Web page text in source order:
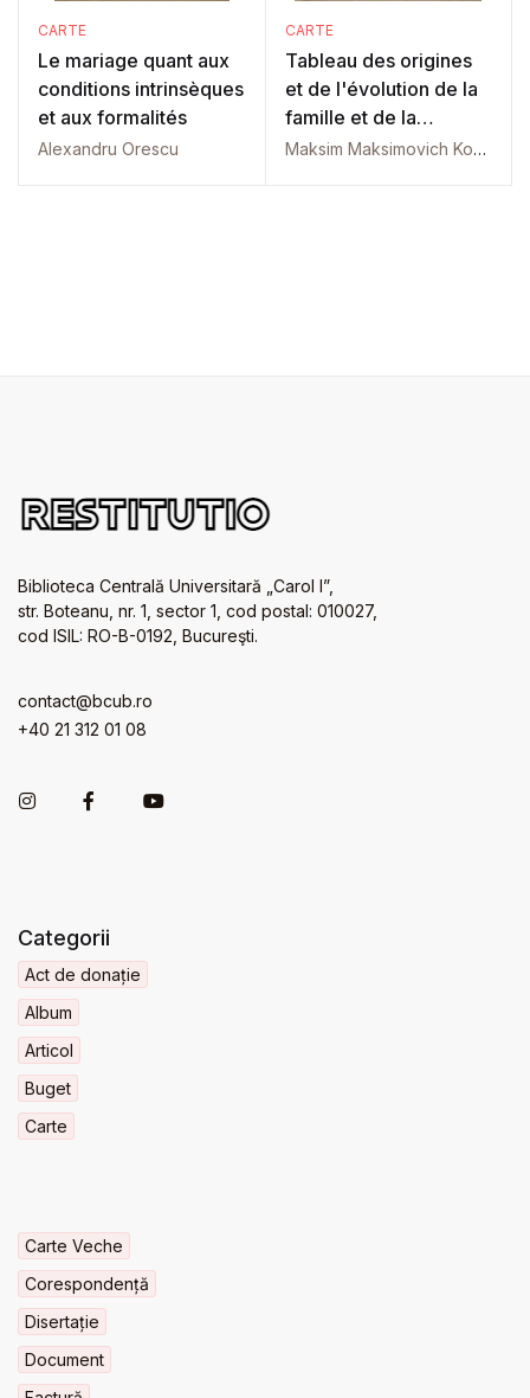
CARTE
Le mariage quant aux
conditions intrinsèques
et aux formalités
Alexandru Orescu
CARTE
Tableau des origines
et de l'évolution de la
famille et de la
propriété
Maksim Maksimovich Kovalevskij
Biblioteca Centrală Universitară „Carol I”,
str. Boteanu, nr. 1, sector 1, cod postal: 010027,
cod ISIL: RO-B-0192, Bucureşti.
contact@bcub.ro
+40 21 312 01 08
Categorii
Act de donație
Album
Articol
Buget
Carte
Carte Veche
Corespondență
Disertație
Document